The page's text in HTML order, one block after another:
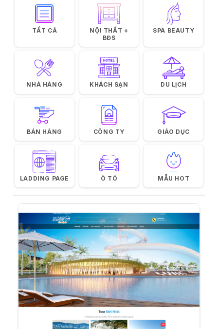
TẤT CẢ
NỘI THẤT +
BĐS
SPA BEAUTY
NHÀ HÀNG KHÁCH SẠN DU LỊCH
BÁN HÀNG CÔNG TY GIÁO DỤC
LADDING PAGE Ô TÔ MẪU HOT